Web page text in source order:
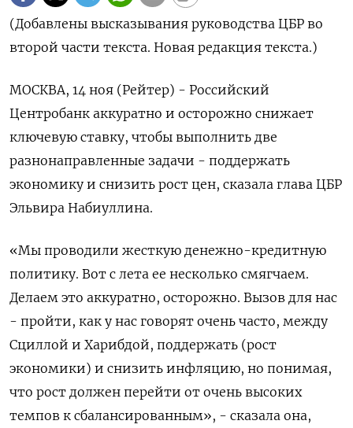
(Добавлены высказывания руководства ЦБР во
второй части текста. Новая редакция текста.)
МОСКВА, 14 ноя (Рейтер) - Российский
Центробанк аккуратно и осторожно снижает
ключевую ставку, чтобы выполнить две
разнонаправленные задачи - поддержать
экономику и снизить рост цен, сказала глава ЦБР
Эльвира Набиуллина.
«Мы проводили жесткую денежно-кредитную
политику. Вот с лета ее несколько смягчаем.
Делаем это аккуратно, осторожно. Вызов для нас
- пройти, как у нас говорят очень часто, между
Сциллой и Харибдой, поддержать (рост
экономики) и снизить инфляцию, но понимая,
что рост должен перейти от очень высоких
темпов к сбалансированным», - сказала она,